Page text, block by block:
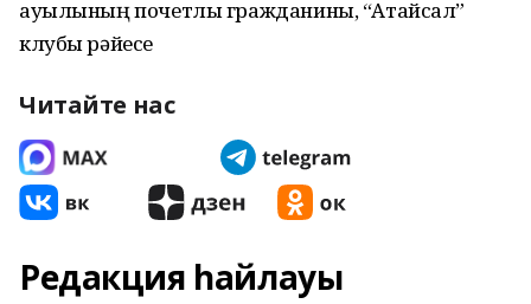
ауылының почетлы гражданины, “Атайсал”
клубы рәйесе
Читайте нас
Редакция һайлауы